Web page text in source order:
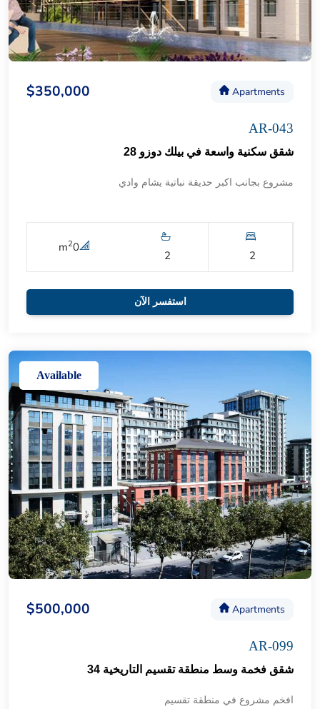
Apartments
$350,000
AR-043
شقق سكنية واسعة في بيلك دوزو 28
مشروع بجانب اكبر حديقة نباتية يشام وادي
2
2
0
m2
استفسر الآن
Available
Apartments
$500,000
AR-099
شقق فخمة وسط منطقة تقسيم التاريخية 34
افخم مشروع في منطقة تقسيم